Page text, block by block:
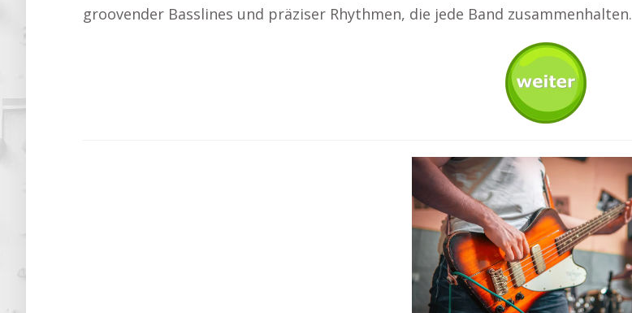
groovender Basslines und präziser Rhythmen, die jede Band zusammenhalten.